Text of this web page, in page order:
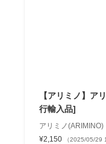
【アリミノ】ア
行輸入品]
アリミノ(ARIMINO)
¥2,150
（2025/05/29